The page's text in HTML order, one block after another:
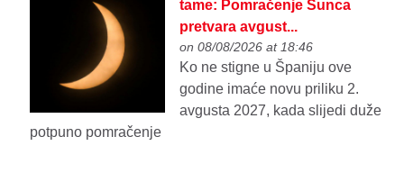
tame: Pomračenje Sunca
pretvara avgust...
on 08/08/2026 at 18:46
Ko ne stigne u Španiju ove
godine imaće novu priliku 2.
avgusta 2027, kada slijedi duže
potpuno pomračenje